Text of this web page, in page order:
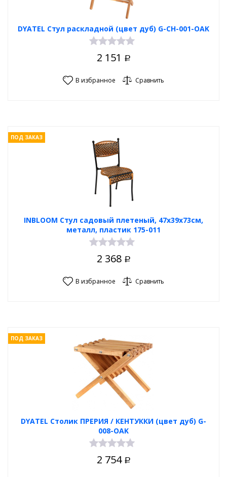
DYATEL Стул раскладной (цвет дуб) G-СH-001-OAK
2 151 Р
В избранное Сравнить
INBLOOM Стул садовый плетеный, 47х39х73см,
металл, пластик 175-011
ПОД ЗАКАЗ
2 368 Р
В избранное Сравнить
DYATEL Столик ПРЕРИЯ / КЕНТУККИ (цвет дуб) G-
008-OAK
ПОД ЗАКАЗ
2 754 Р